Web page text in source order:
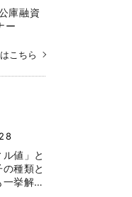
庫融資
ー
こちら
ル値」と
種類と
一挙解…